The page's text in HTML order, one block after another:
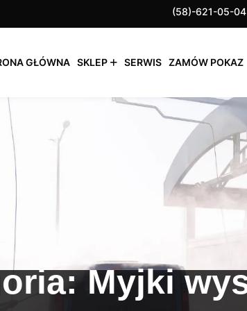
(58)-621-05-04
GŁÓWNA SKLEP SERWIS ZAMÓW POKAZ
Myjki